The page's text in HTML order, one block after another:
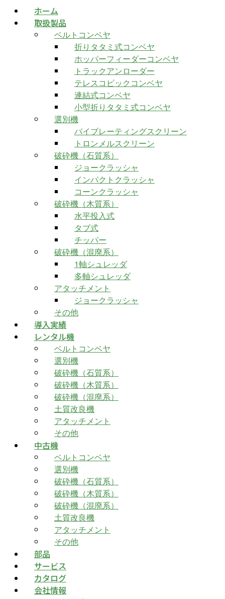
ホーム
取扱製品
ベルトコンベヤ
折りタタミ式コンベヤ
ホッパーフィーダーコンベヤ
トラックアンローダー
テレスコピックコンベヤ
連結式コンベヤ
小型折りタタミ式コンベヤ
選別機
バイブレーティングスクリーン
トロンメルスクリーン
破砕機（石質系）
ジョークラッシャ
インパクトクラッシャ
コーンクラッシャ
破砕機（木質系）
水平投入式
タブ式
チッパー
破砕機（混廃系）
1軸シュレッダ
多軸シュレッダ
アタッチメント
ジョークラッシャ
その他
導入実績
レンタル機
ベルトコンベヤ
選別機
破砕機（石質系）
破砕機（木質系）
破砕機（混廃系）
土質改良機
アタッチメント
その他
中古機
ベルトコンベヤ
選別機
破砕機（石質系）
破砕機（木質系）
破砕機（混廃系）
土質改良機
アタッチメント
その他
部品
サービス
カタログ
会社情報